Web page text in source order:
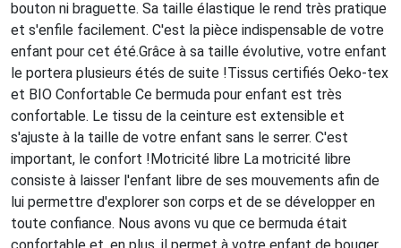
bouton ni braguette. Sa taille élastique le rend très pratique
et s'enfile facilement. C'est la pièce indispensable de votre
enfant pour cet été.Grâce à sa taille évolutive, votre enfant
le portera plusieurs étés de suite !Tissus certifiés Oeko-tex
et BIO Confortable Ce bermuda pour enfant est très
confortable. Le tissu de la ceinture est extensible et
s'ajuste à la taille de votre enfant sans le serrer. C'est
important, le confort !Motricité libre La motricité libre
consiste à laisser l'enfant libre de ses mouvements afin de
lui permettre d'explorer son corps et de se développer en
toute confiance. Nous avons vu que ce bermuda était